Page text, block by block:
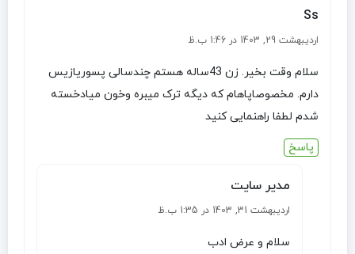
Ss
اردیبهشت 29, 1403 در 1:46 ب.ظ
سلام وقت بخیر. زن 43ساله هستم چندسالی پسوریازیس
دارم. مخصوصاپاهام که دیگه ترک میبره وخون میادخسته
شدم لطفا راهنمایی کنید
پاسخ
مدیر سایت
اردیبهشت 31, 1403 در 1:35 ب.ظ
سلام و عرض ادب